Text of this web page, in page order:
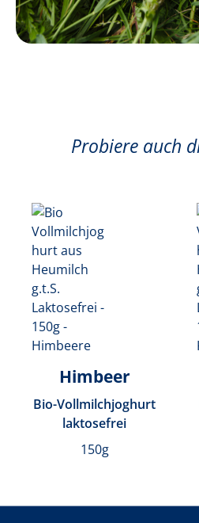
Probiere auch
Himbeer
Bio-Vollmilchjoghurt
laktosefrei
150g